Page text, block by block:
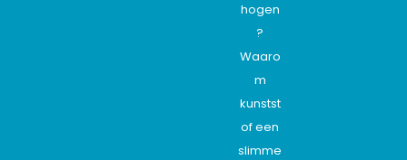
hogen
?
Waaro
m
kunstst
of een
slimme